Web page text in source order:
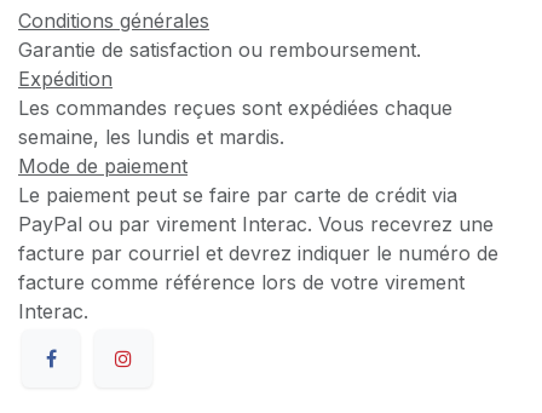
Conditions générales
Garantie de satisfaction ou remboursement.
Expédition
Les commandes reçues sont expédiées chaque
semaine, les lundis et mardis.
Mode de paiement
Le paiement peut se faire par carte de crédit via
PayPal ou par virement Interac. Vous recevrez une
facture par courriel et devrez indiquer le numéro de
facture comme référence lors de votre virement
Interac.